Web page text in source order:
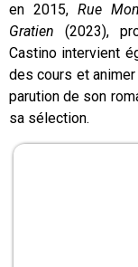
en 2015,Rue
Gratien (2023),
Castino intervient
des cours et animer
parution de son
sa sélection.